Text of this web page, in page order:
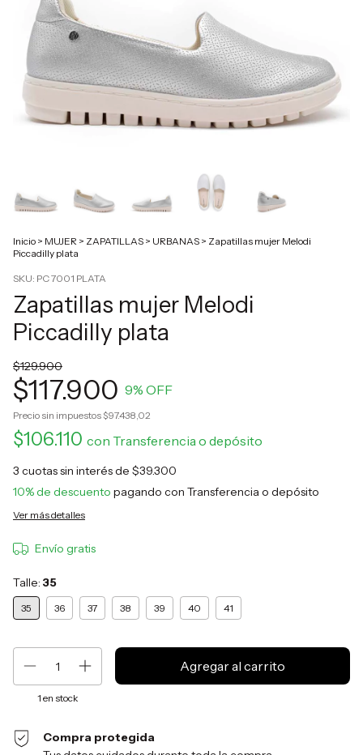
Inicio > MUJER > ZAPATILLAS > URBANAS > Zapatillas mujer Melodi
Piccadilly plata
SKU: PC 7001 PLATA
Zapatillas mujer Melodi
Piccadilly plata
$129.900
$117.900 9% OFF
Precio sin impuestos$97.438,02
$106.110 con Transferencia o depósito
3 cuotas sin interés de $39.300
10% de descuento pagando con Transferencia o depósito
Ver más detalles
Envío gratis
Talle: 35
35 36 37 38 39 40 41
1 en stock
Compra protegida